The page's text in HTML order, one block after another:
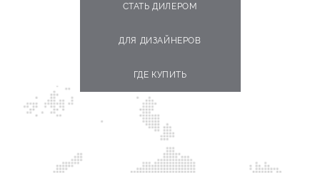
СТАТЬ ДИЛЕРОМ
ДЛЯ ДИЗАЙНЕРОВ
ГДЕ КУПИТЬ